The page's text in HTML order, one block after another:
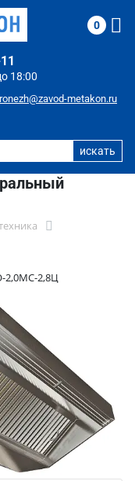
18:00
metakon.ru
0
2,0МС-2,8Ц